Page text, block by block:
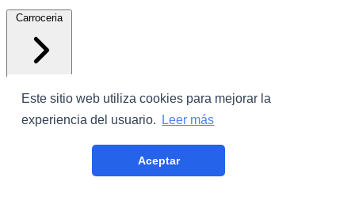
Este sitio web utiliza cookies para mejorar la
experiencia del usuario.
Leer más
Aceptar
Carroceria
Plastico Con Cinta